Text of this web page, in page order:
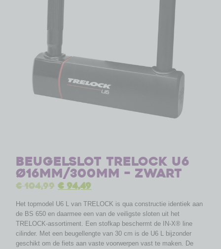
Beugelslot Trelock U6
ø16mm/300mm – zwart
€104,99 €94,49
Het topmodel U6 L van TRELOCK is qua constructie identiek aan
de BS 650 en daarmee een van de veiligste sloten uit het
TRELOCK-assortiment. Een stofkap beschermt de IN-X® line
cilinder. Met een beugellengte van 30 cm is de U6 L bijzonder
geschikt om de fiets aan vaste voorwerpen vast te maken. De